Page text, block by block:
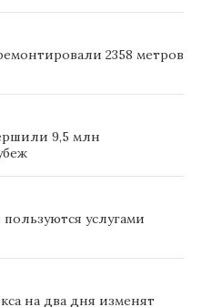
2358 метров
9,5 млн
услугами
на два дня изменят